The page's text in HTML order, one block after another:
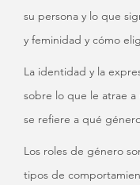
su persona y lo que
y feminidad y cómo
La identidad y la
sobre lo que le atrae a
se refiere a qué
Los roles de género
tipos de